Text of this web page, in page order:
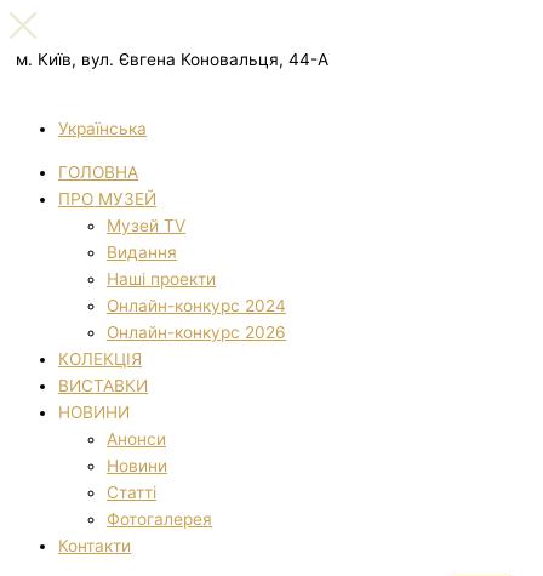
м. Київ, вул. Євгена Коновальця, 44-А
Українська
ГОЛОВНА
ПРО МУЗЕЙ
Музей TV
Видання
Наші проекти
Онлайн-конкурс 2024
Онлайн-конкурс 2026
КОЛЕКЦІЯ
ВИСТАВКИ
НОВИНИ
Анонси
Новини
Статті
Фотогалерея
Контакти